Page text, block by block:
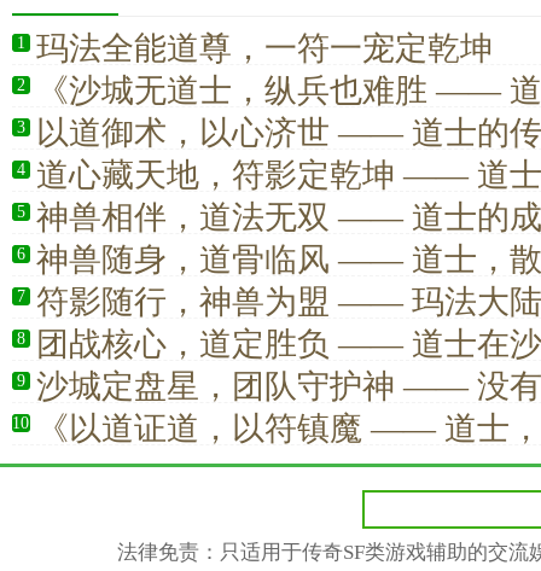
1 玛法全能道尊，一符一宠定乾坤
2
《沙城无道士，纵兵也难胜 ——
中的定海神针》
3 以道御术，以心济世 —— 道士的
4
道心藏天地，符影定乾坤 —— 道
真正的全能行者
5 神兽相伴，道法无双 —— 道士的
6 神兽随身，道骨临风 —— 道士，
极浪漫
7
符影随行，神兽为盟 —— 玛法大
传奇之路
8 团战核心，道定胜负 —— 道士在
9 沙城定盘星，团队守护神 —— 没
真正的胜利
10
《以道证道，以符镇魔 —— 道士
低估的真正强者》
法律免责：只适用于传奇SF类游戏辅助的交